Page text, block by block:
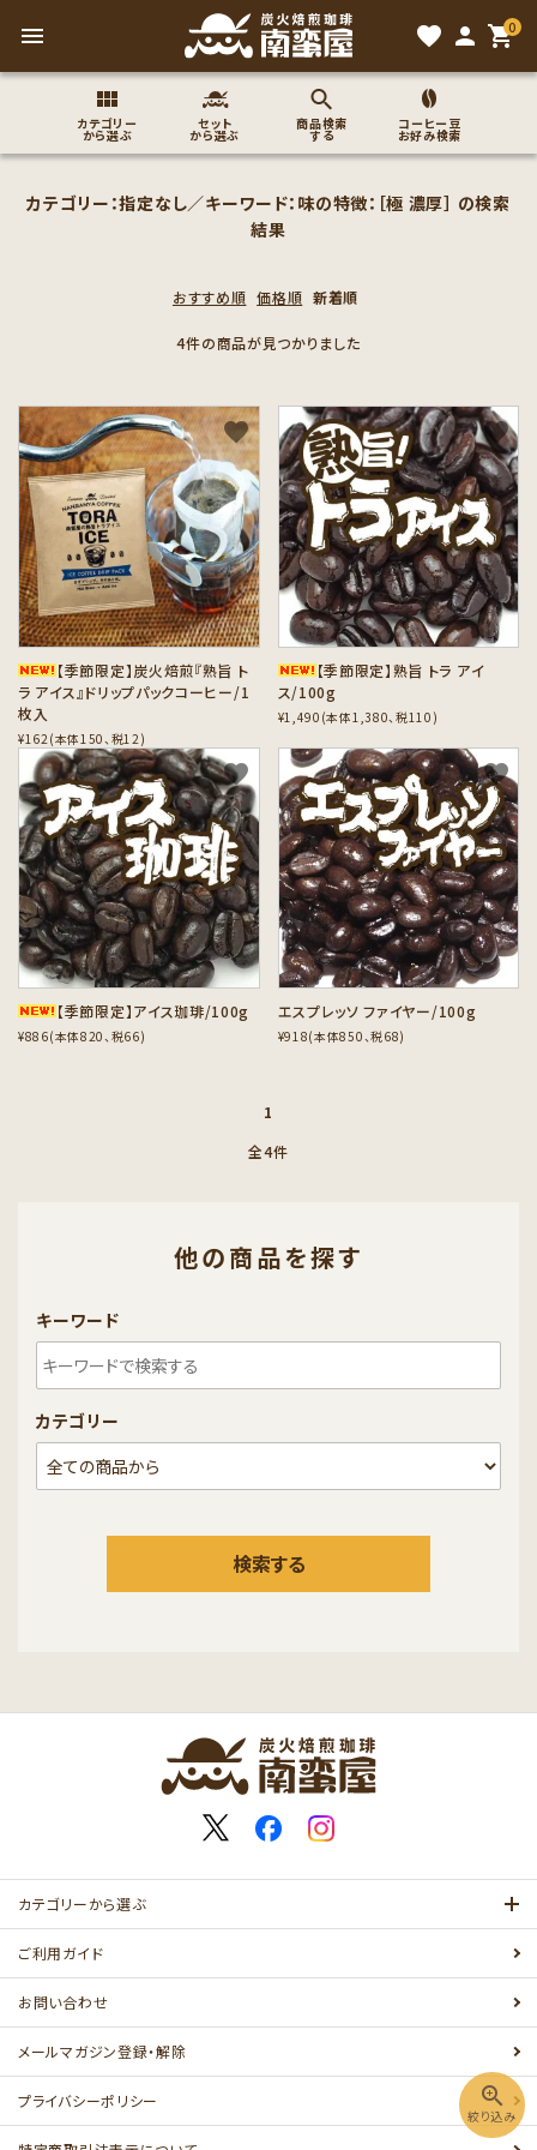
menu favorite person 0
shopping_cart
カテゴリー
から選ぶ
セット
から選ぶ
商品検索
する
コーヒー豆
お好み検索
search
コーヒー豆のこだわり
コーヒー豆お好み検索
カテゴリーから探す
セット商品から探す
ご利用ガイド
インフォメーション
カテゴリー：指定なし／キーワード：味の特徴：［極 濃厚］ の検索
結果
おすすめ順 価格順 新着順
4件の商品が見つかりました
【季節限定】炭火焙煎『熟旨 ト
ラ アイス』ドリップパックコーヒー/1
枚入
¥162(本体150、税12)
favorite
【季節限定】熟旨 トラ アイ
ス/100g
¥1,490(本体1,380、税110)
favorite
【季節限定】アイス珈琲/100g
¥886(本体820、税66)
favorite
エスプレッソ ファイヤー/100g
¥918(本体850、税68)
favorite
1
全4件
他の商品を探す
キーワード
カテゴリー
検索する
zoom_in
絞り込み
カテゴリーから選ぶ
ご利用ガイド
お問い合わせ
メールマガジン登録・解除
プライバシーポリシー